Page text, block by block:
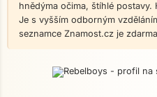
hnědýma očima, štíhlé postavy.
Je s vyšším odborným
seznamce Znamost.cz je